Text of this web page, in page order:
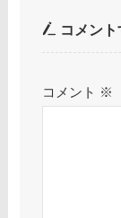
コメント
コメント ※